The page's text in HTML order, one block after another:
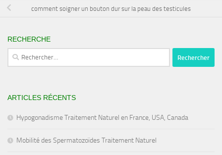
comment soigner un bouton dur sur la peau des testicules
RECHERCHE
Rechercher :
ARTICLES RÉCENTS
Hypogonadisme Traitement Naturel en France, USA, Canada
Mobilité des Spermatozoïdes Traitement Naturel